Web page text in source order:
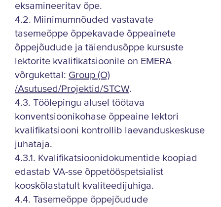
eksamineeritav õpe.
4.2. Miinimumnõuded vastavate
tasemeõppe õppekavade õppeainete
õppejõudude ja täiendusõppe kursuste
lektorite kvalifikatsioonile on EMERA
võrgukettal: Group (O)
/Asutused/Projektid/STCW.
4.3. Töölepingu alusel töötava
konventsioonikohase õppeaine lektori
kvalifikatsiooni kontrollib laevanduskeskuse
juhataja.
4.3.1. Kvalifikatsioonidokumentide koopiad
edastab VA-sse õppetööspetsialist
kooskõlastatult kvaliteedijuhiga.
4.4. Tasemeõppe õppejõudude